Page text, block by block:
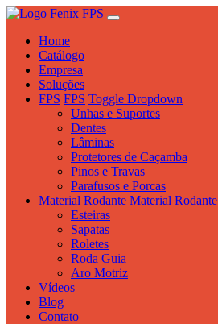
Home
Catálogo
Empresa
Soluções
FPS FPS Toggle Dropdown
Unhas e Suportes
Dentes
Lâminas
Protetores de Caçamba
Pinos e Travas
Parafusos e Porcas
Material Rodante Material Rodante
Esteiras
Sapatas
Roletes
Roda Guia
Aro Motriz
Vídeos
Blog
Contato